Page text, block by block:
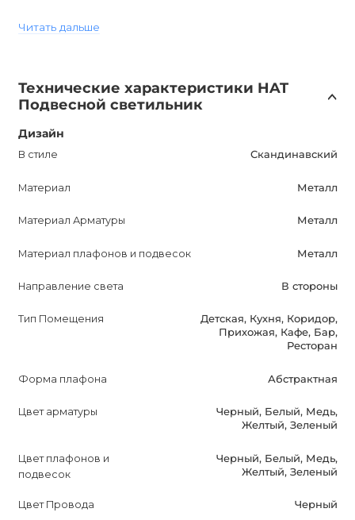
Светильник Hat не только обеспечивает
помещение. Его легкая лучевая конструкция и
разнообразие цветовых решений позволяют выбрать
оптимальный вариант под любой вкус. Цена указана на
самый небольшой размер (0,6 м), что делает светильник
разные атмосферы и настроение в помещении, а также
экономить энергию. Надежная конструкция и высокое
светильника Hat и сохранение его привлекательного
Рассматривая функциональность и стиль данного
стоит внимания покупателей, и его использование в
интерьере принесет не только практическую пользу, но
и визуальное удовлетворение. Оптимизированное
потенциальным покупателям найти этот светильник.
Читать дальше
Технические характеристики HAT
Подвесной светильник
Дизайн
В стиле Скандинавский
Материал Металл
Материал Арматуры Металл
Материал плафонов и подвесок Металл
Направление света В стороны
Тип Помещения
Детская, Кухня, Коридор,
Прихожая, Кафе, Бар,
Ресторан
Форма плафона Абстрактная
Цвет арматуры
Черный, Белый, Медь,
Желтый, Зеленый
Цвет плафонов и
подвесок
Черный, Белый, Медь,
Желтый, Зеленый
Цвет Провода Черный